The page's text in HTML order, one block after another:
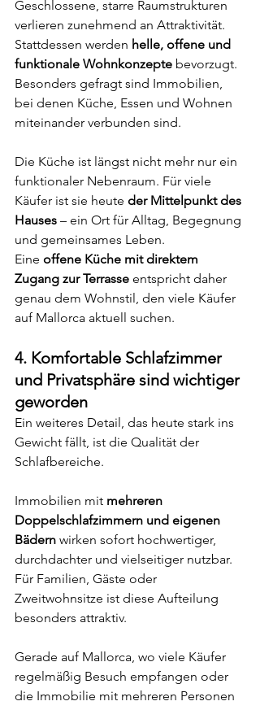
Geschlossene, starre Raumstrukturen
verlieren zunehmend an Attraktivität.
Stattdessen werden helle, offene und
funktionale Wohnkonzepte bevorzugt.
Besonders gefragt sind Immobilien,
bei denen Küche, Essen und Wohnen
miteinander verbunden sind.
Die Küche ist längst nicht mehr nur ein
funktionaler Nebenraum. Für viele
Käufer ist sie heute der Mittelpunkt des
Hauses – ein Ort für Alltag, Begegnung
und gemeinsames Leben.
Eine offene Küche mit direktem
Zugang zur Terrasse entspricht daher
genau dem Wohnstil, den viele Käufer
auf Mallorca aktuell suchen.
4. Komfortable Schlafzimmer
und Privatsphäre sind wichtiger
geworden
Ein weiteres Detail, das heute stark ins
Gewicht fällt, ist die Qualität der
Schlafbereiche.
Immobilien mit mehreren
Doppelschlafzimmern und eigenen
Bädern wirken sofort hochwertiger,
durchdachter und vielseitiger nutzbar.
Für Familien, Gäste oder
Zweitwohnsitze ist diese Aufteilung
besonders attraktiv.
Gerade auf Mallorca, wo viele Käufer
regelmäßig Besuch empfangen oder
die Immobilie mit mehreren Personen